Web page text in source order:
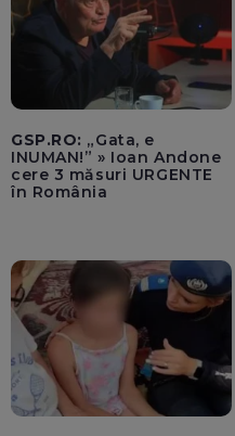
GSP.RO: „Gata, e
INUMAN!” » Ioan Andone
cere 3 măsuri URGENTE
în România